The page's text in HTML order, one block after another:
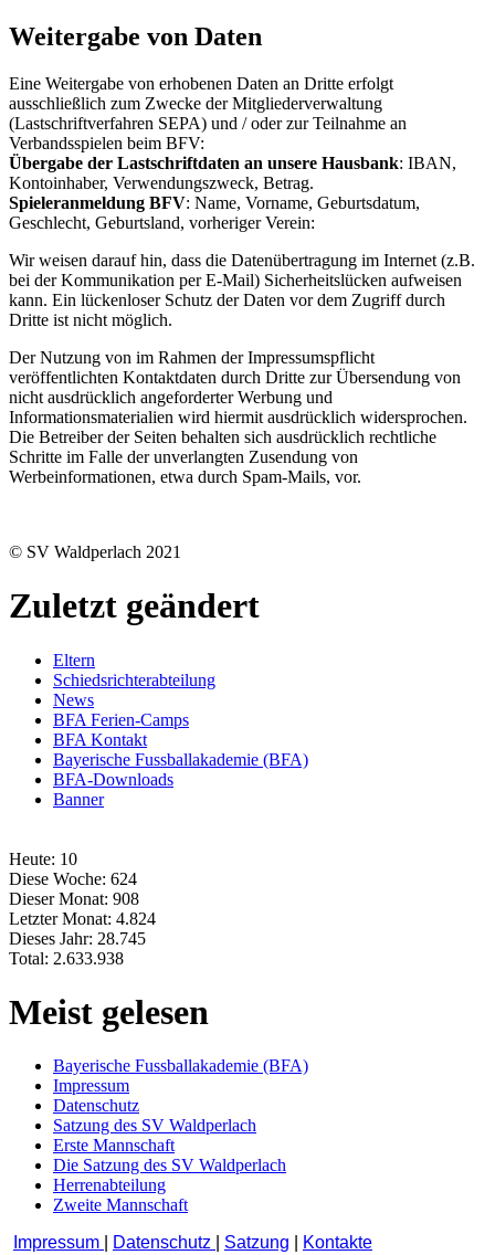
Weitergabe von Daten
Eine Weitergabe von erhobenen Daten an Dritte erfolgt
ausschließlich zum Zwecke der Mitgliederverwaltung
(Lastschriftverfahren SEPA) und / oder zur Teilnahme an
Verbandsspielen beim BFV:
Übergabe der Lastschriftdaten an unsere Hausbank: IBAN,
Kontoinhaber, Verwendungszweck, Betrag.
Spieleranmeldung BFV: Name, Vorname, Geburtsdatum,
Geschlecht, Geburtsland, vorheriger Verein:
Wir weisen darauf hin, dass die Datenübertragung im Internet (z.B.
bei der Kommunikation per E-Mail) Sicherheitslücken aufweisen
kann. Ein lückenloser Schutz der Daten vor dem Zugriff durch
Dritte ist nicht möglich.
Der Nutzung von im Rahmen der Impressumspflicht
veröffentlichten Kontaktdaten durch Dritte zur Übersendung von
nicht ausdrücklich angeforderter Werbung und
Informationsmaterialien wird hiermit ausdrücklich widersprochen.
Die Betreiber der Seiten behalten sich ausdrücklich rechtliche
Schritte im Falle der unverlangten Zusendung von
Werbeinformationen, etwa durch Spam-Mails, vor.
© SV Waldperlach 2021
Zuletzt geändert
Eltern
Schiedsrichterabteilung
News
BFA Ferien-Camps
BFA Kontakt
Bayerische Fussballakademie (BFA)
BFA-Downloads
Banner
Heute: 10
Diese Woche: 624
Dieser Monat: 908
Letzter Monat: 4.824
Dieses Jahr: 28.745
Total: 2.633.938
Meist gelesen
Bayerische Fussballakademie (BFA)
Impressum
Datenschutz
Satzung des SV Waldperlach
Erste Mannschaft
Die Satzung des SV Waldperlach
Herrenabteilung
Zweite Mannschaft
Impressum
Datenschutz Satzung Kontakte